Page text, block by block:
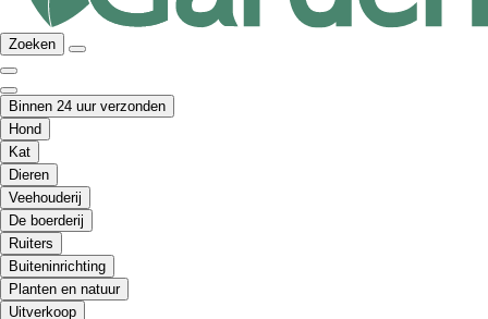
Zoeken
Binnen 24 uur verzonden
Hond
Kat
Dieren
Veehouderij
De boerderij
Ruiters
Buiteninrichting
Planten en natuur
Uitverkoop